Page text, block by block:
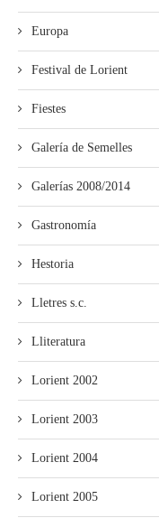
Europa
Festival de Lorient
Fiestes
Galería de Semelles
Galerías 2008/2014
Gastronomía
Hestoria
Lletres s.c.
Lliteratura
Lorient 2002
Lorient 2003
Lorient 2004
Lorient 2005